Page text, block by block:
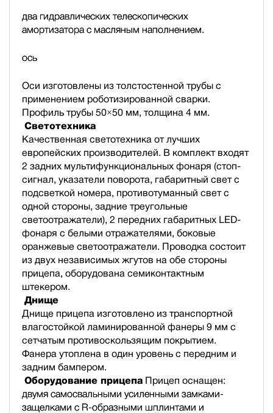
два гидравлических телескопических
амортизатора с масляным наполнением.
ось
Оси изготовлены из толстостенной трубы с
применением роботизированной сварки.
Профиль трубы 50×50 мм, толщина 4 мм.
Светотехника
Качественная светотехника от лучших
европейских производителей. В комплект входят
2 задних мультифункциональных фонаря (стоп-
сигнал, указатели поворота, габаритный свет с
подсветкой номера, противотуманный свет с
одной стороны, задние треугольные
светоотражатели), 2 передних габаритных LED-
фонаря с белыми отражателями, боковые
оранжевые светоотражатели. Проводка состоит
из двух независимых жгутов на обе стороны
прицепа, оборудована семиконтактным
штекером.
Днище
Днище прицепа изготовлено из транспортной
влагостойкой ламинированной фанеры 9 мм с
сетчатым противоскользящим покрытием.
Фанера утоплена в один уровень с передним и
задним бампером.
Оборудование прицепа Прицеп оснащен:
двумя самосвальными усиленными замками-
защелками с R-образными шплинтами и